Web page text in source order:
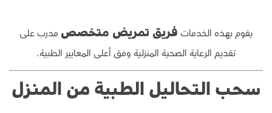
يقوم بهذه الخدمات فريق تمريض متخصص مدرب على
تقديم الرعاية الصحية المنزلية وفق أعلى المعايير الطبية.
سحب التحاليل الطبية من المنزل